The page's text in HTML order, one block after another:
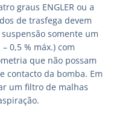
graus ENGLER ou a
de trasfega devem
somente um
0,5 % máx.) com
que não possam
contacto da bomba. Em
um filtro de malhas